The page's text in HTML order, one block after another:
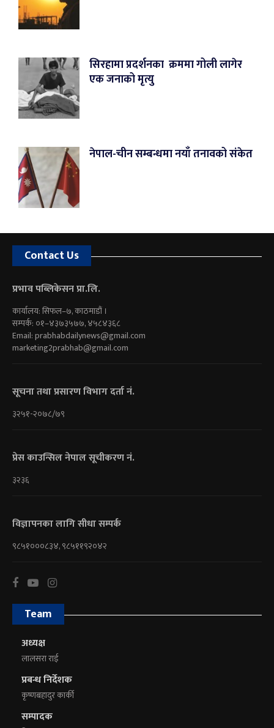
सिरहामा प्रदर्शनका क्रममा गोली लागेर
एक जनाको मृत्यु
नेपाल-चीन सम्बन्धमा नयाँ तनावको संकेत
Contact Us
प्रभाव पब्लिकेसन प्रा.लि.
कार्यालय: सिफल–७, काठमाडौं ।
सम्पर्क: ०१–४३७३५७७, ४५८४३६८
Email:prabhabdailynews@gmail.com
marketing2prabhab@gmail.com
सूचना तथा प्रसारण विभाग दर्ता नं.
३२५१-२०७८/७९
प्रेस काउन्सिल नेपाल सूचीकरण नं.
३२३६
विज्ञापनका लागि सीधा सम्पर्क
९८५१०००८३४, ९८५११९२०४२
Team
अध्यक्ष
लालसरा राई
प्रबन्ध निर्देशक
कृष्णबहादुर कार्की
सम्पादक